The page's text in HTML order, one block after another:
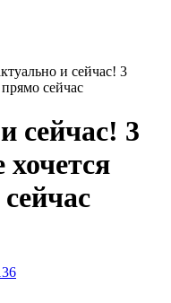
и сейчас! 3
сейчас
сейчас! 3